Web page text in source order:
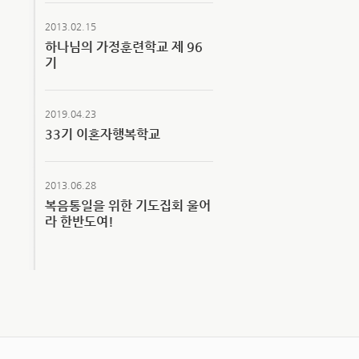
2013.02.15
하나님의 가정훈련학교 제 96
기
2019.04.23
33기 이혼자행복학교
2013.06.28
복음통일을 위한 기도집회 울어
라 한반도여!